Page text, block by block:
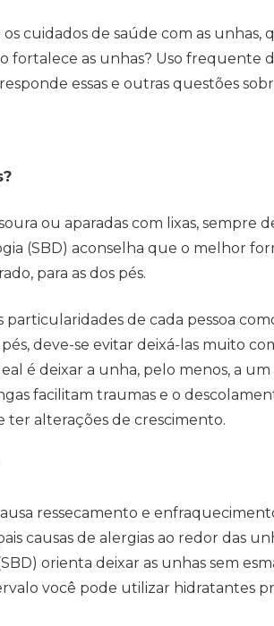
cuidados de saúde com as unhas,
fortalece as unhas? Uso frequente
essas e outras questões
ou aparadas com lixas, sempre
(SBD) aconselha que o melhor
para as dos pés.
de cada pessoa
deve-se evitar deixá-las muito
é deixar a unha, pelo menos, a um
facilitam traumas e o
ter alterações de crescimento.
ressecamento e
causas de alergias ao redor das
orienta deixar as unhas sem
você pode utilizar hidratantes